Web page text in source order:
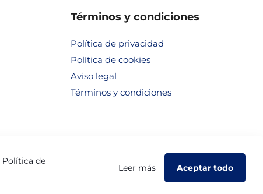
Términos y condiciones
Política de privacidad
Política de cookies
Aviso legal
Términos y condiciones
Política de
Leer más Aceptar todo